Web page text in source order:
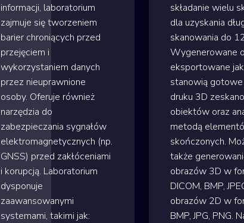
informacji, laboratorium
zajmuje się tworzeniem
barier chroniących przed
przejęciem i
wykorzystaniem danych
przez nieuprawnione
osoby. Oferuje również
narzędzia do
zabezpieczania sygnałów
elektromagnetycznych (np.
GNSS) przed zakłóceniami
i korupcją. Laboratorium
dysponuje
zaawansowanymi
systemami, takimi jak:
składanie wielu
dla uzyskania
skanowania do
Wygenerowane
eksportowane
stanowią
druku 3D
obiektów oraz
metodą
skończonych.
także
obrazów 3D w
DICOM, BMP,
obrazów 2D w
BMP, JPG, PNG.